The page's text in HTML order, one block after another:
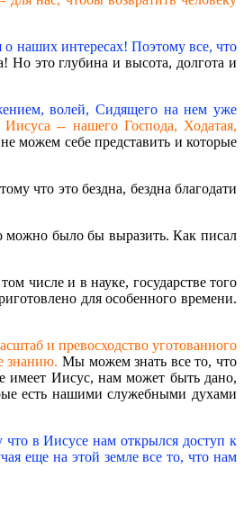
наших интересах! Поэтому все, что
Но это глубина и высота, долгота и
волей, Сидящего на нем уже
-- нашего Господа, Ходатая,
можем себе представить и которые
что это бездна, бездна благодати
можно было бы выразить. Как писал
числе и в науке, государстве того
для особенного времени.
и превосходство уготованного
знанию. Мы можем знать все то, что
имеет Иисус, нам может быть дано,
есть нашими служебными духами
в Иисусе нам открылся доступ к
еще на этой земле все то, что нам